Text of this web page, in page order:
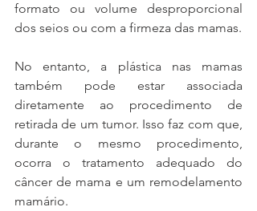
formato ou volume desproporcional
No entanto, a plástica nas mamas
também pode estar associada
diretamente ao procedimento de
retirada de um tumor. Isso faz com que,
durante o mesmo procedimento,
ocorra o tratamento adequado do
câncer de mama e um remodelamento
mamário.